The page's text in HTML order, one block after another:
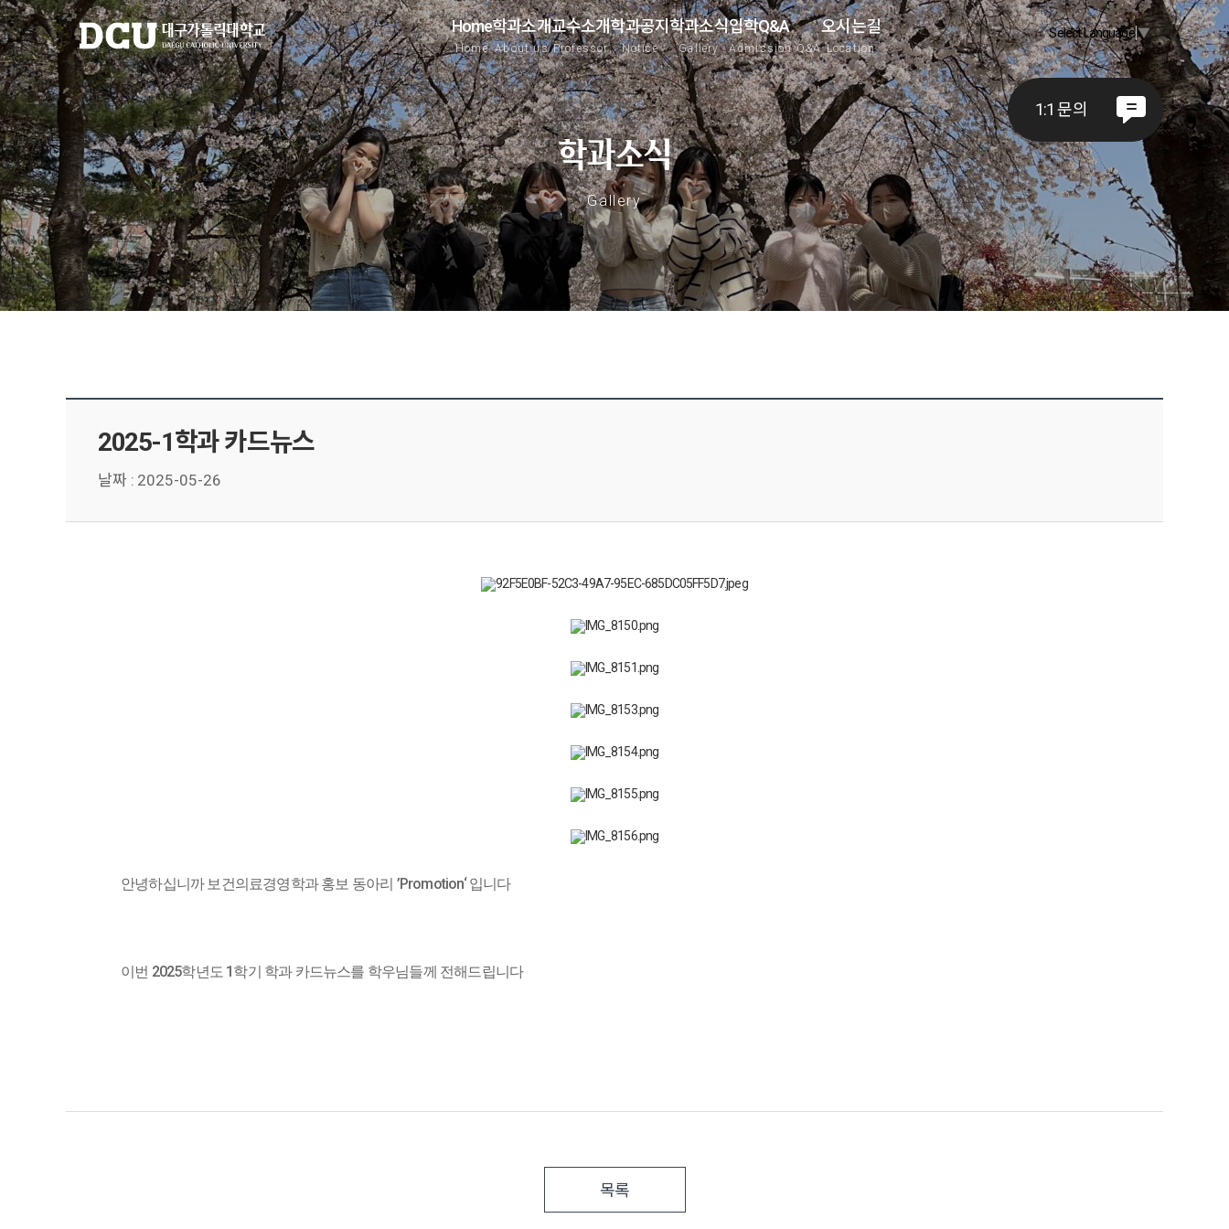
Home
Home
학과소개
About us
교수소개
Professor
학과공지
Notice
학과소식
Gallery
입학Q&A
Admission Q&A
오시는길
Location
Select Language▼
1:1 문의
학과소식
Gallery
2025-1학과 카드뉴스
날짜 : 2025-05-26
안녕하십니까 보건의료경영학과 홍보 동아리 ’Promotion‘ 입니다
이번 2025학년도 1학기 학과 카드뉴스를 학우님들께 전해드립니다
목록